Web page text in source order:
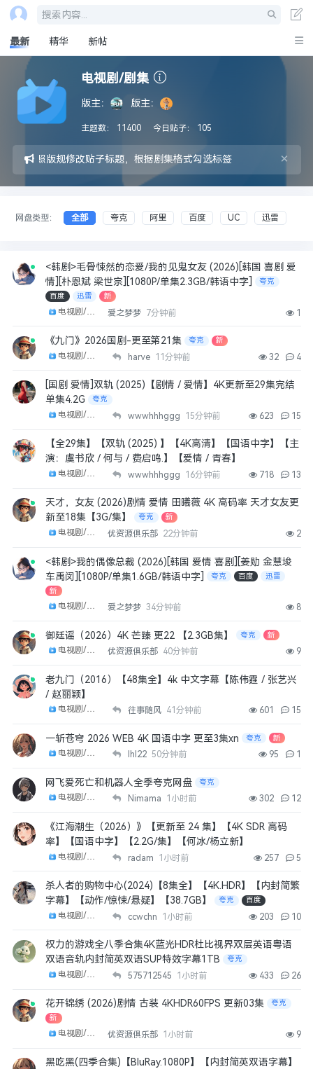
搜索内容...
最新 精华 新帖
电视剧/剧集
版主： 版主：
主题数： 11400 今日贴子： 105
后请参照版规修改贴子标题，根据剧集格式勾选标签 ×
网盘类型： 全部 夸克 阿里 百度 UC 迅雷
<韩剧>毛骨悚然的恋爱/我的见鬼女友 (2026)[韩国 喜剧 爱
情][朴恩斌 梁世宗][1080P/单集2.3GB/韩语中字]
夸克
百度
迅雷 新
爱之梦梦 7分钟前 1
《九门》2026国剧-更至第21集 夸克 新
harve 11分钟前 32 4
[国剧 爱情]双轨 (2025)【剧情 / 爱情】4K更新至29集完结
单集4.2G
夸克
wwwhhhggg 15分钟前 623 15
【全29集】【双轨 (2025) 】【4K高清】【国语中字】【主
演：虞书欣 / 何与 / 费启鸣.】【爱情 / 青春】
电视剧/剧集 wwwhhhggg 16分钟前 718 13
天才，女友 (2026)剧情 爱情 田曦薇 4K 高码率 天才女友更
新至18集【3G/集】
夸克 新
电视剧/剧集 优资源俱乐部 22分钟前 2
<韩剧>我的偶像总裁 (2026)[韩国 爱情 喜剧][姜勋 金慧埈
车禹闵][1080P/单集1.6GB/韩语中字]
夸克 百度
迅雷
新
电视剧/剧集 爱之梦梦 34分钟前 8
御廷谣（2026）4K 芒臻 更22 【2.3GB集】 夸克 新
电视剧/剧集 优资源俱乐部 40分钟前 9
老九门（2016）【48集全】4k 中文字幕【陈伟霆 / 张艺兴
/ 赵丽颖】
电视剧/剧集 往事随风 41分钟前 601 15
一斩苍穹 2026 WEB 4K 国语中字 更至3集xn 夸克 新
电视剧/剧集 lhl22 50分钟前 95 1
网飞爱死亡和机器人全季夸克网盘 夸克
电视剧/剧集 Nimama 1小时前 302 12
《江海潮生（2026）》【更新至 24 集】【4K SDR 高码
率】【国语中字】【2.2G/集】【何冰/杨立新】
radam 1小时前 257 5
杀人者的购物中心(2024)【8集全】【4K.HDR】【内封简繁
字幕】【动作/惊悚/悬疑】【38.7GB】
夸克 百度
ccwchn 1小时前 203 10
权力的游戏全八季合集4K蓝光HDR杜比视界双层英语粤语
双语音轨内封简英双语SUP特效字幕1TB
夸克
575712545 1小时前 433 26
花开锦绣 (2026)剧情 古装 4KHDR60FPS 更新03集
夸克
新
电视剧/剧集 优资源俱乐部 1小时前 9
黑吃黑(四季合集)【BluRay.1080P】【内封简英双语字幕】